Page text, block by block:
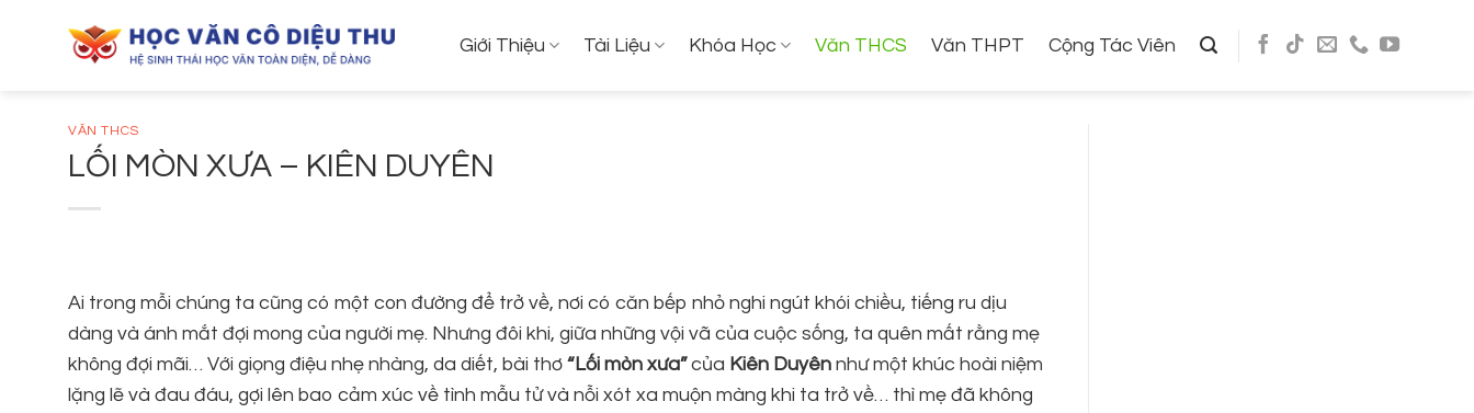
Giới Thiệu Tài Liệu Khóa Học Văn THCS Văn THPT Cộng Tác Viên
VĂN THCS
LỐI MÒN XƯA – KIÊN DUYÊN
Ai trong mỗi chúng ta cũng có một con đường để trở về, nơi có căn bếp nhỏ nghi ngút khói chiều, tiếng ru dịu
dàng và ánh mắt đợi mong của người mẹ. Nhưng đôi khi, giữa những vội vã của cuộc sống, ta quên mất rằng mẹ
không đợi mãi… Với giọng điệu nhẹ nhàng, da diết, bài thơ “Lối mòn xưa”của Kiên Duyên như một khúc hoài niệm
lặng lẽ và đau đáu, gợi lên bao cảm xúc về tình mẫu tử và nỗi xót xa muộn màng khi ta trở về… thì mẹ đã không